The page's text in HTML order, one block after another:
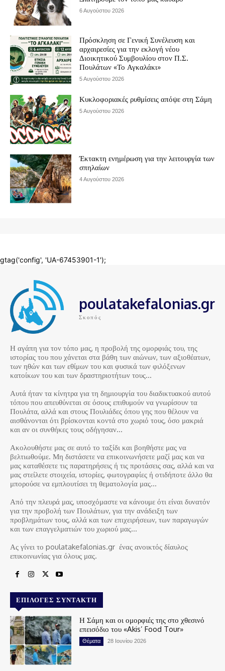
poulatakefalonias.gr
Σκοπός
Η αγάπη για τον τόπο μας, η προβολή της ομορφιάς του, της
ιστορίας του που χάνεται στα βάθη των αιώνων, των αξιοθέατων,
των ηθών και των εθίμων του και φυσικά των φιλόξενων
κατοίκων του και των δραστηριοτήτων τους…
Αυτά ήταν τα κίνητρα για τη δημιουργία του διαδικτυακού αυτού
τόπου που απευθύνεται σε όσους επιθυμούν να γνωρίσουν τα
Πουλάτα, αλλά και στους Πουλιάδες όπου γης που θέλουν να
αισθάνονται ότι βρίσκονται κοντά στο χωριό τους, όσο μακριά
και αν οι συνθήκες τους οδήγησαν…
Ακολουθήστε μας σε αυτό το ταξίδι και βοηθήστε μας να
βελτιωθούμε. Μη διστάσετε να επικοινωνήσετε μαζί μας και να
μας καταθέσετε τις παρατηρήσεις ή τις προτάσεις σας, αλλά και να
μας στείλετε στοιχεία, ιστορίες, φωτογραφίες ή οτιδήποτε άλλο θα
μπορούσε να εμπλουτίσει τη θεματολογία μας…
Από την πλευρά μας, υποσχόμαστε να κάνουμε ότι είναι δυνατόν
για την προβολή των Πουλάτων, για την ανάδειξη των
προβλημάτων τους, αλλά και των επιχειρήσεων, των παραγωγών
και των επαγγελματιών του χωριού μας…
Ας γίνει το poulatakefalonias.gr ένας ανοικτός δίαυλος
επικοινωνίας για όλους μας.
ΕΠΙΛΟΓΈΣ ΣΥΝΤΆΚΤΗ
Η Σάμη και οι ομορφιές της στο χθεσινό
επεισόδιο του «Akis’ Food Tour»
Θέματα 28 Ιουνίου 2026